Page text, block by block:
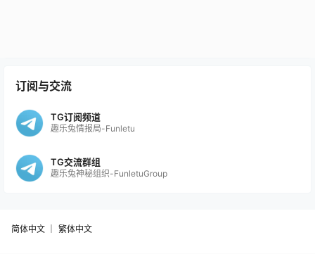
订阅与交流
TG订阅频道
趣乐兔情报局-Funletu
TG交流群组
趣乐兔神秘组织-FunletuGroup
简体中文 ｜ 繁体中文